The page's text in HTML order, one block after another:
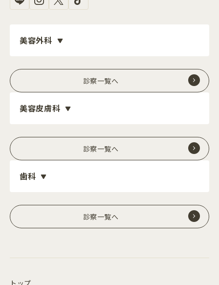
美容外科
診察一覧へ
美容皮膚科
診察一覧へ
歯科
診察一覧へ
トップ